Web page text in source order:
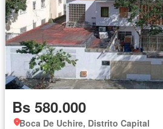
Bs 580.000
Boca De Uchire, Distrito Capital